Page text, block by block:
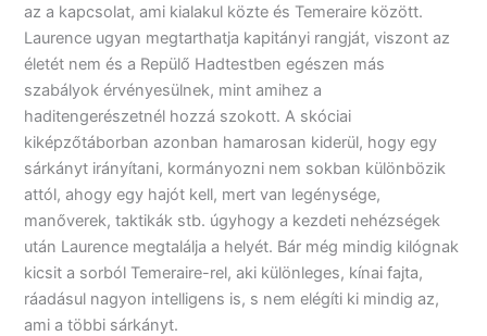
az a kapcsolat, ami kialakul közte és Temeraire között.
Laurence ugyan megtarthatja kapitányi rangját, viszont az
életét nem és a Repülő Hadtestben egészen más
szabályok érvényesülnek, mint amihez a
haditengerészetnél hozzá szokott. A skóciai
kiképzőtáborban azonban hamarosan kiderül, hogy egy
sárkányt irányítani, kormányozni nem sokban különbözik
attól, ahogy egy hajót kell, mert van legénysége,
manőverek, taktikák stb. úgyhogy a kezdeti nehézségek
után Laurence megtalálja a helyét. Bár még mindig kilógnak
kicsit a sorból Temeraire-rel, aki különleges, kínai fajta,
ráadásul nagyon intelligens is, s nem elégíti ki mindig az,
ami a többi sárkányt.